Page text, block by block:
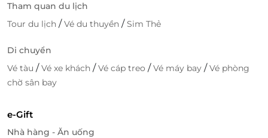
Tham quan du lịch
Tour du lịch /Vé du thuyền /Sim Thẻ
Di chuyển
Vé tàu /Vé xe khách /Vé cáp treo /Vé máy bay /Vé phòng
chờ sân bay
e-Gift
Nhà hàng - Ăn uống